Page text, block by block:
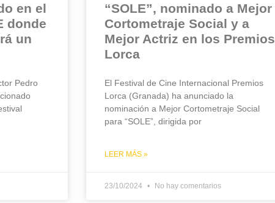
en el
donde
un
Pedro
“SOLE”, nominado a Mejor
Cortometraje Social y a
Mejor Actriz en los Premios
Lorca
El Festival de Cine Internacional Premios
Lorca (Granada) ha anunciado la
nominación a Mejor Cortometraje Social
para “SOLE”, dirigida por
LEER MÁS »
23/10/2024 No hay comentarios